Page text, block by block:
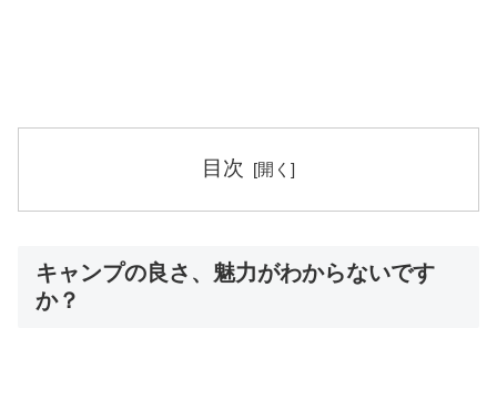
目次
キャンプの良さ、魅力がわからないです
か？